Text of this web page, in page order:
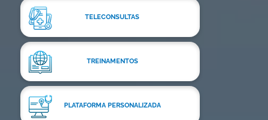
TELECONSULTAS
TREINAMENTOS
PLATAFORMA PERSONALIZADA